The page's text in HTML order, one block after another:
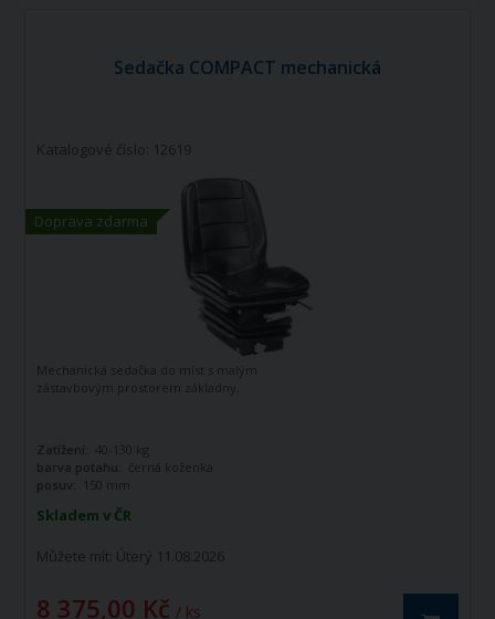
Sedačka COMPACT mechanická
Doprava zdarma
Katalogové číslo: 12619
Skladem v ČR
Můžete mít: Úterý 11.08.2026
8 375,00 Kč / ks
Mechanická sedačka do míst s malým
zástavbovým prostorem základny.
Zatížení:
40-130 kg
barva potahu:
černá koženka
posuv:
150 mm